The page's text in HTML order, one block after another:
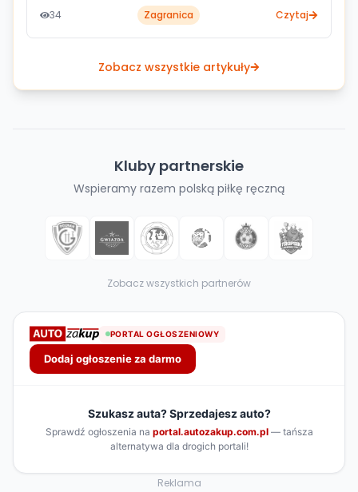
listopad 2024 roku, a ostatnia kolejka odbędzie się 11
maja 2025. O awans na turniej powalczy łącznie 32
34 Zagranica Czytaj
Zobacz wszystkie artykuły
Kluby partnerskie
Wspieramy razem polską piłkę ręczną
Zobacz wszystkich partnerów
Reklama